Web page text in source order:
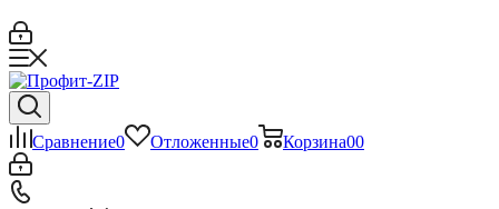
Сравнение0 Отложенные0 Корзина00